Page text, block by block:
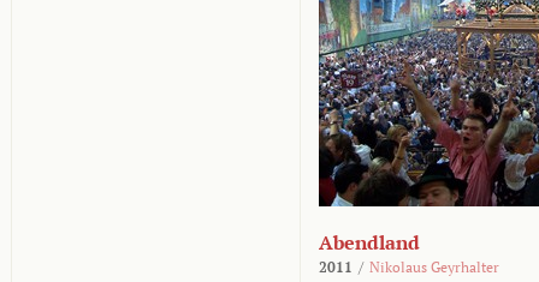
Abendland
2011 / Nikolaus Geyrhalter